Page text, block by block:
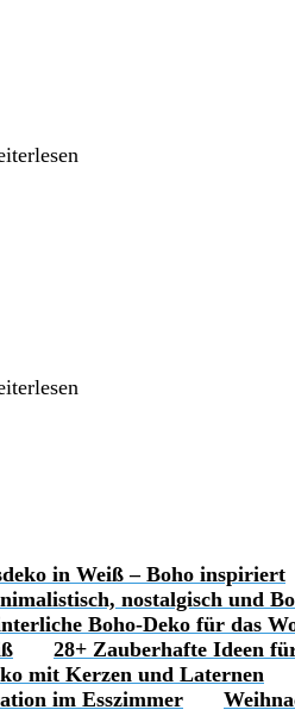
in Weiß – Boho inspiriert
nostalgisch und
Boho-Deko für das
28+ Zauberhafte Ideen
mit Kerzen und Laternen
im Esszimmer